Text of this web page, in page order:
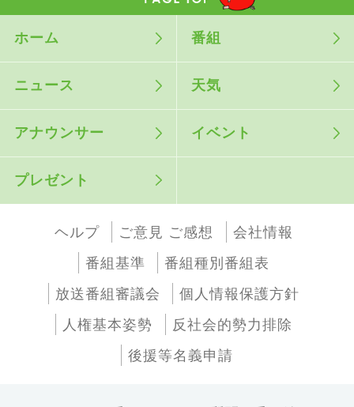
ホーム 番組
ニュース 天気
アナウンサー イベント
プレゼント
ヘルプ ご意見 ご感想
会社情報
番組基準
番組種別番組表
放送番組審議会
個人情報保護方針
人権基本姿勢
反社会的勢力排除
後援等名義申請